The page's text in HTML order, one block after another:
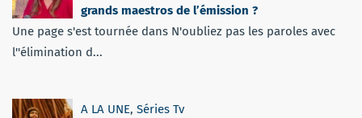
grands maestros de l’émission ?
Une page s'est tournée dans N'oubliez pas les paroles avec
l''élimination d...
A LA UNE, Séries Tv